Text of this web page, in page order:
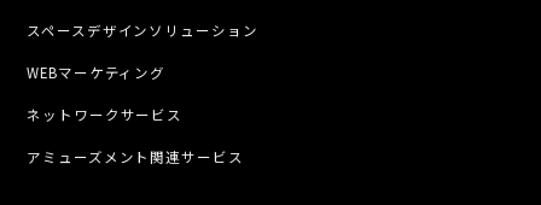
スペースデザインソリューション
WEBマーケティング
ネットワークサービス
アミューズメント関連サービス